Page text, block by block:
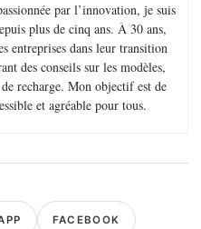
par l’innovation, je suis
plus de cinq ans. À 30 ans,
entreprises dans leur transition
des conseils sur les modèles,
recharge. Mon objectif est de
et agréable pour tous.
FACEBOOK